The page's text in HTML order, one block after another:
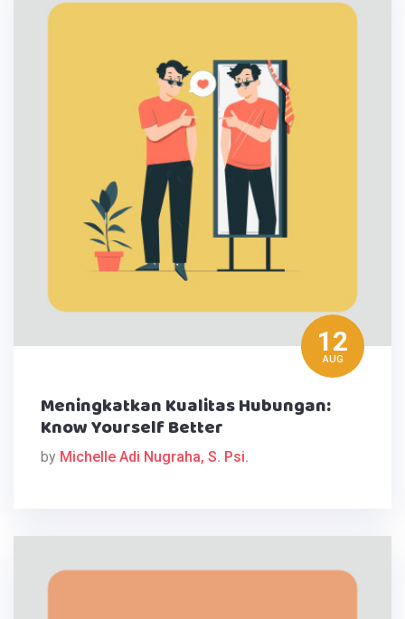
12
AUG
Meningkatkan Kualitas Hubungan:
Know Yourself Better
by Michelle Adi Nugraha, S. Psi.